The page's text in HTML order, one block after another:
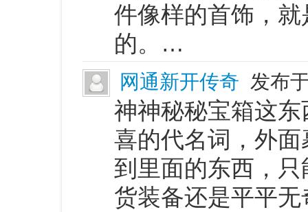
件像样的首饰，
的。…
网通新开传奇 发布
神神秘秘宝箱这
喜的代名词，外
到里面的东西，
货装备还是平平